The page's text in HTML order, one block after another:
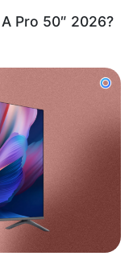
Pro 50″ 2026?